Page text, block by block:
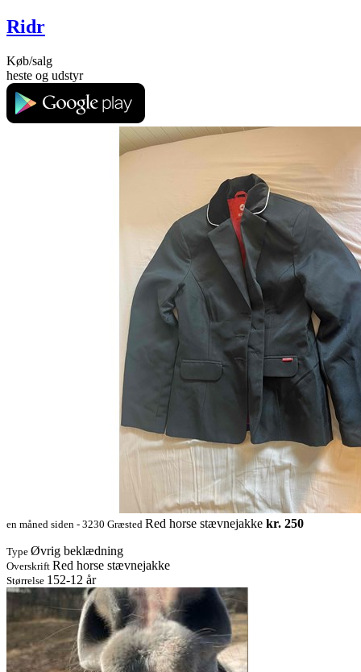
Ridr
Køb/salg
heste og udstyr
en måned siden - 3230 Græsted Red horse stævnejakke kr. 250
Type Øvrig beklædning
Overskrift Red horse stævnejakke
Størrelse 152-12 år